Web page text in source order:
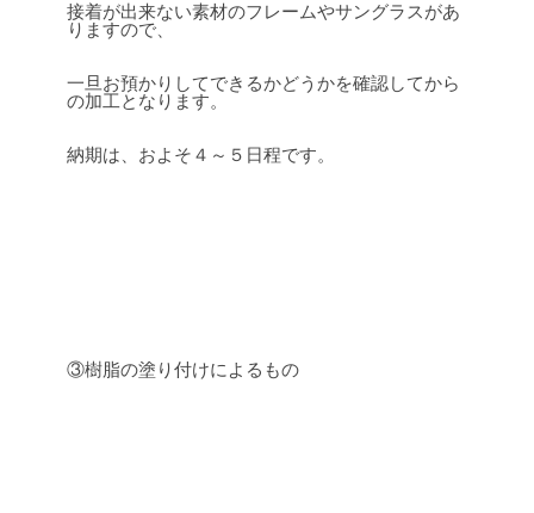
接着が出来ない素材のフレームやサングラスがあ
りますので、
一旦お預かりしてできるかどうかを確認してから
の加工となります。
納期は、およそ４～５日程です。
③樹脂の塗り付けによるもの